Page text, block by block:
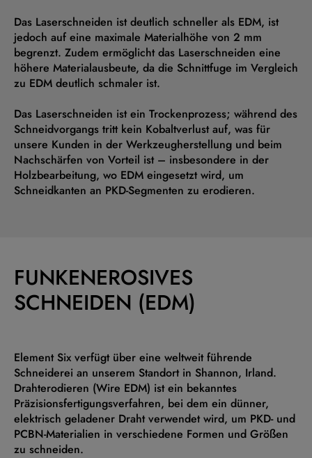
Das Laserschneiden ist deutlich schneller als EDM, ist
jedoch auf eine maximale Materialhöhe von 2 mm
begrenzt. Zudem ermöglicht das Laserschneiden eine
höhere Materialausbeute, da die Schnittfuge im Vergleich
zu EDM deutlich schmaler ist.
Das Laserschneiden ist ein Trockenprozess; während des
Schneidvorgangs tritt kein Kobaltverlust auf, was für
unsere Kunden in der Werkzeugherstellung und beim
Nachschärfen von Vorteil ist – insbesondere in der
Holzbearbeitung, wo EDM eingesetzt wird, um
Schneidkanten an PKD-Segmenten zu erodieren.
FUNKENEROSIVES
SCHNEIDEN (EDM)
Element Six verfügt über eine weltweit führende
Schneiderei an unserem Standort in Shannon, Irland.
Drahterodieren (Wire EDM) ist ein bekanntes
Präzisionsfertigungsverfahren, bei dem ein dünner,
elektrisch geladener Draht verwendet wird, um PKD- und
PCBN-Materialien in verschiedene Formen und Größen
zu schneiden.